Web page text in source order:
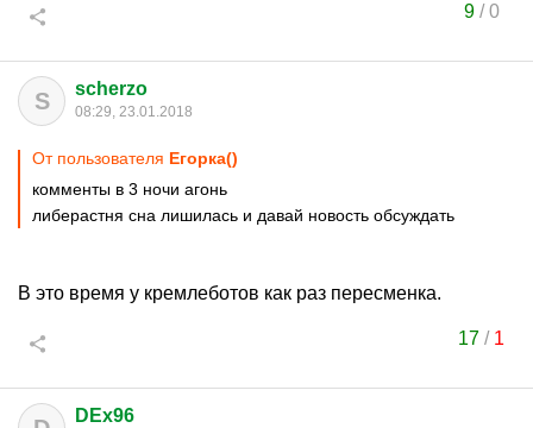
9/0
S scherzo
08:29, 23.01.2018
От пользователя Егорка()
комменты в 3 ночи агонь
либерастня сна лишилась и давай новость обсуждать
В это время у кремлеботов как раз пересменка.
17 / 1
DEx96